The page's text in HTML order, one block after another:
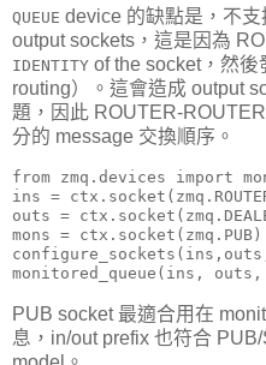
QUEUE device 的缺點是，不
output sockets，這是因為
IDENTITY of the socket，然
routing）。這會造成 output
題，因此 ROUTER-
分的 message 交換順序。
from zmq.devices import
ins =
outs =
mons = ctx.socket(zmq.PUB)
monitored_queue(ins,
PUB socket 最適合用在
息，in/out prefix 也符合